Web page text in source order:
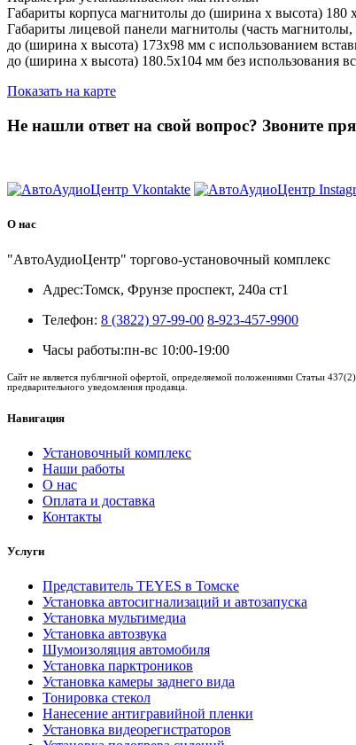
Габариты корпуса магнитолы до (ширина х высота) 180
Габариты лицевой панели магнитолы (часть магнитолы,
до (ширина х высота) 173х98 мм с использованием
до (ширина х высота) 180.5х104 мм без использования
Показать на карте
Не нашли ответ на свой вопрос? Звоните
О нас
"АвтоАудиоЦентр" торгово-установочный комплекс
Адрес:Томск, Фрунзе проспект, 240а ст1
Телефон: 8 (3822) 97-99-00 8-923-457-9900
Часы работы:пн-вс 10:00-19:00
Сайт не является публичной офертой, определяемой положениями Статьи
предварительного уведомления продавца.
Навигация
Установочный комплекс
Наши работы
О нас
Оплата и доставка
Контакты
Услуги
Представитель TEYES в Томске
Установка автосигнализаций и автозапуска
Установка мультимедиа
Установка автозвука
Шумоизоляция автомобиля
Установка парктроников
Установка камеры заднего вида
Тонировка стекол
Нанесение антигравийной пленки
Установка видеорегистраторов